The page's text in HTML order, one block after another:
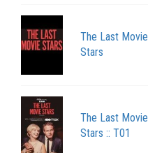
The Last Movie
Stars
The Last Movie
Stars :: T01